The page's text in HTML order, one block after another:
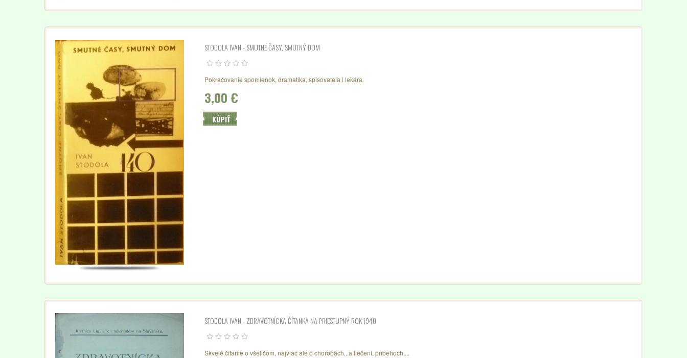
STODOLA IVAN - SMUTNÉ ČASY, SMUTNÝ DOM
Pokračovanie spomienok, dramatika, spisovateľa i lekára.
3,00 €
KÚPIŤ
STODOLA IVAN - ZDRAVOTNÍCKA ČÍTANKA NA PRIESTUPNÝ ROK 1940
Skvelé čítanie o všeličom, najviac ale o chorobách...a liečení, príbehoch,...